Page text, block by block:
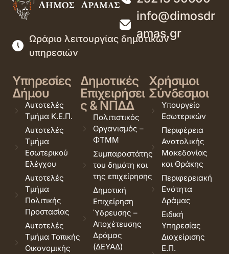
info@dimosdr
amas.gr
Ωράριο λειτουργίας δημοτικών
υπηρεσιών
Υπηρεσίες
Δήμου
Αυτοτελές
Τμήμα Κ.Ε.Π.
Αυτοτελές
Τμήμα
Εσωτερικού
Ελέγχου
Αυτοτελές
Τμήμα
Πολιτικής
Προστασίας
Αυτοτελές
Τμήμα Τοπικής
Οικονομικής
Δημοτικές
Επιχειρήσει
ς & ΝΠΔΔ
Πολιτιστικός
Οργανισμός –
ΦΤΜΜ
Συμπαραστάτης
του δημότη και
της επιχείρησης
Δημοτική
Επιχείρηση
Ύδρευσης –
Αποχέτευσης
Δράμας
(ΔΕΥΑΔ)
Χρήσιμοι
Σύνδεσμοι
Υπουργείο
Εσωτερικών
Περιφέρεια
Ανατολικής
Μακεδονίας
και Θράκης
Περιφερειακή
Ενότητα
Δράμας
Ειδική
Υπηρεσίας
Διαχείρισης
Ε.Π.